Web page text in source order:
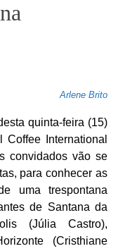
Arlene Brito
quinta-feira (15)
International
convidados vão se
para conhecer as
uma trespontana
de Santana da
(Júlia Castro),
(Cristhiane